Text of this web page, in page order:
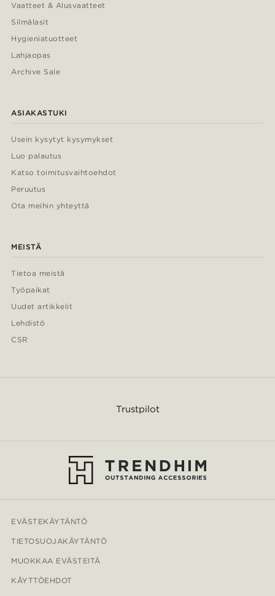
Vaatteet & Alusvaatteet
Silmälasit
Hygieniatuotteet
Lahjaopas
Archive Sale
ASIAKASTUKI
Usein kysytyt kysymykset
Luo palautus
Katso toimitusvaihtoehdot
Peruutus
Ota meihin yhteyttä
MEISTÄ
Tietoa meistä
Työpaikat
Uudet artikkelit
Lehdistö
CSR
Trustpilot
EVÄSTEKÄYTÄNTÖ
TIETOSUOJAKÄYTÄNTÖ
MUOKKAA EVÄSTEITÄ
KÄYTTÖEHDOT